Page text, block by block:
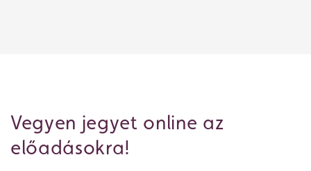
Vegyen jegyet online az
előadásokra!